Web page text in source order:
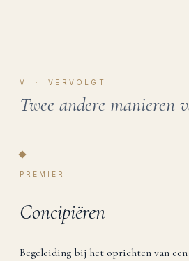
V · VERVOLGT
Twee andere manieren
PREMIER
Concipiëren
Begeleiding bij het oprichten van